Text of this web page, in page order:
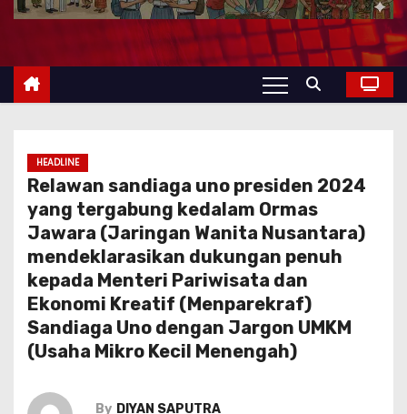
HEADLINE
Relawan sandiaga uno presiden 2024
yang tergabung kedalam Ormas
Jawara (Jaringan Wanita Nusantara)
mendeklarasikan dukungan penuh
kepada Menteri Pariwisata dan
Ekonomi Kreatif (Menparekraf)
Sandiaga Uno dengan Jargon UMKM
(Usaha Mikro Kecil Menengah)
By DIYAN SAPUTRA